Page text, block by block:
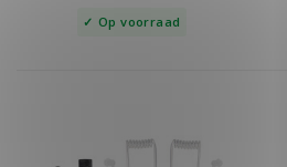
Op voorraad